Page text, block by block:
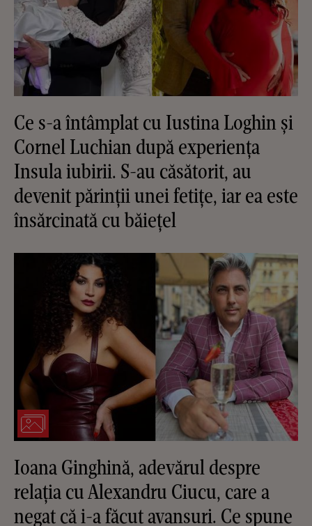
Ce s-a întâmplat cu Iustina Loghin și
Cornel Luchian după experiența
Insula iubirii. S-au căsătorit, au
devenit părinții unei fetițe, iar ea este
însărcinată cu băiețel
Ioana Ginghină, adevărul despre
relația cu Alexandru Ciucu, care a
negat că i-a făcut avansuri. Ce spune